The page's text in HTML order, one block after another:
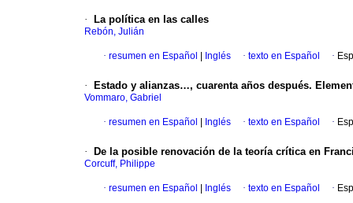
· La política en las calles
Rebón, Julián
· resumen en Español Inglés · texto en Español ·
· Estado y alianzas…, cuarenta años después.
Vommaro, Gabriel
· resumen en Español Inglés · texto en Español ·
· De la posible renovación de la teoría crítica en
Corcuff, Philippe
· resumen en Español Inglés · texto en Español ·